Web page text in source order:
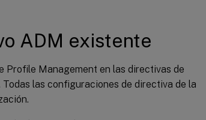
ADM existente
Profile Management en las directivas de
las configuraciones de directiva de la